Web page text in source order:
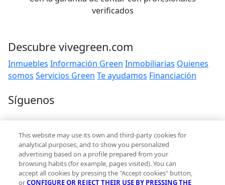
verificados
Descubre vivegreen.com
Inmuebles Información Green Inmobiliarias Quienes
somos Servicios Green Te ayudamos Financiación
Síguenos
Contacto
hola@vivegreen.com
This website may use its own and third-party cookies for
analytical purposes, and to show you personalized
advertising based on a profile prepared from your
browsing habits (for example, pages visited). You can
accept all cookies by pressing the "Accept cookies" button,
orCONFIGURE OR REJECT THEIR USE BY PRESSING THE